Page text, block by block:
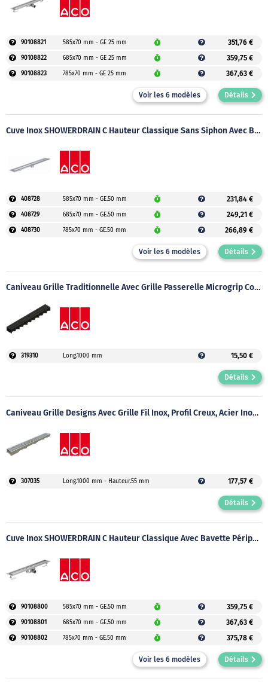
90108821 585x70 mm - GE 25 mm 351,76 €
90108822 685x70 mm - GE 25 mm 359,75 €
90108823 785x70 mm - GE 25 mm 367,63 €
Voir les 6 modèles Détails
Cuve Inox SHOWERDRAIN C Hauteur Classique Sans Siphon Avec Bavette Périphérique
408728 585x70 mm - GE.50 mm 231,84 €
408729 685x70 mm - GE.50 mm 249,21 €
408730 785x70 mm - GE.50 mm 266,89 €
Voir les 6 modèles Détails
Caniveau Grille Traditionnelle Avec Grille Passerelle Microgrip Composite Anti-Dérapante Montée, Sans Pente, Long. 1000 Mm HEXALINE 100
319310 Long.1000 mm 15,50 €
Détails
Caniveau Grille Designs Avec Grille Fil Inox, Profil Creux, Acier Inoxydable Montée, Sans Pente, Long.1000 Mm, H.55 Mm SELF 100
307035 Long.1000 mm - Hauteur.55 mm 177,57 €
Détails
Cuve Inox SHOWERDRAIN C Hauteur Classique Avec Bavette Périphérique
90108800 585x70 mm - GE.50 mm 359,75 €
90108801 685x70 mm - GE.50 mm 367,63 €
90108802 785x70 mm - GE.50 mm 375,78 €
Voir les 6 modèles Détails